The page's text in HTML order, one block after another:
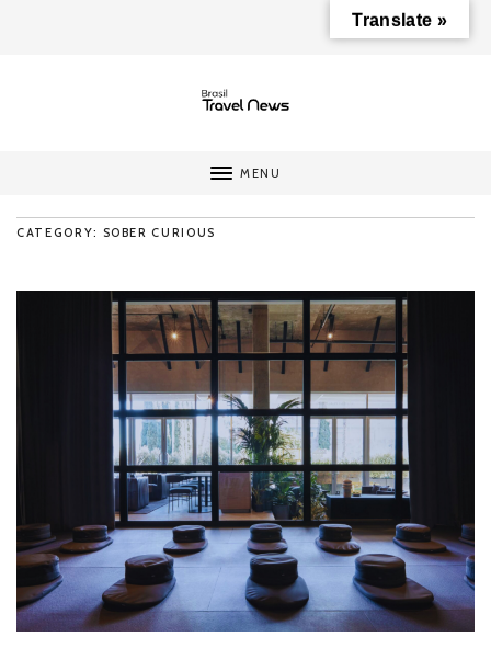
MENU
CATEGORY: SOBER CURIOUS
Translate »